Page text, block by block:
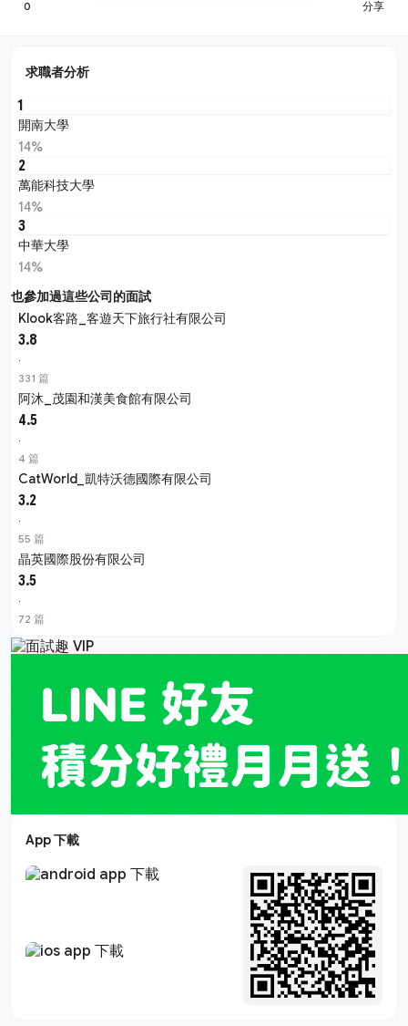
0 分享
求職者分析
1
開南大學
14%
2
萬能科技大學
14%
3
中華大學
14%
也參加過這些公司的面試
Klook客路_客遊天下旅行社有限公司
3.8
·
331 篇
阿沐_茂園和漢美食館有限公司
4.5
·
4 篇
CatWorld_凱特沃德國際有限公司
3.2
·
55 篇
晶英國際股份有限公司
3.5
·
72 篇
App 下載